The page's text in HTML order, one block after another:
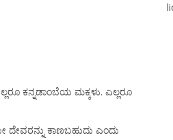
ಕನ್ನಡಾಂಬೆಯ ಮಕ್ಕಳು. ಎಲ್ಲರೂ
ಕಾಣಬಹುದು ಎಂದು